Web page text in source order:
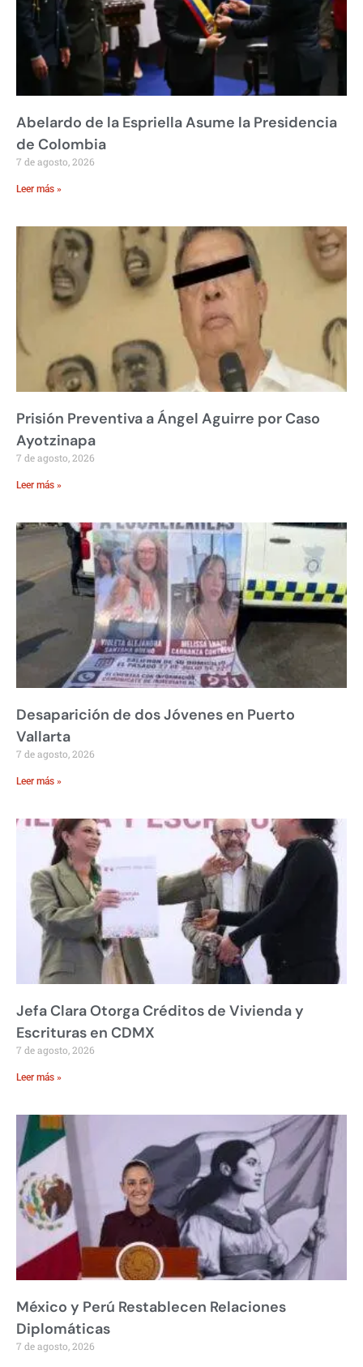
Abelardo de la Espriella Asume la Presidencia
de Colombia
7 de agosto, 2026
Leer más »
Prisión Preventiva a Ángel Aguirre por Caso
Ayotzinapa
7 de agosto, 2026
Leer más »
Desaparición de dos Jóvenes en Puerto
Vallarta
7 de agosto, 2026
Leer más »
Jefa Clara Otorga Créditos de Vivienda y
Escrituras en CDMX
7 de agosto, 2026
Leer más »
México y Perú Restablecen Relaciones
Diplomáticas
7 de agosto, 2026